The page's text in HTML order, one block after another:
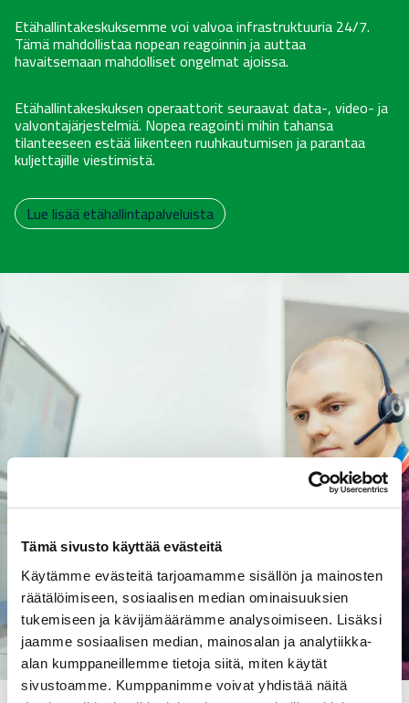
Tämä sivusto käyttää evästeitä
Käytämme evästeitä tarjoamamme sisällön ja mainosten
räätälöimiseen, sosiaalisen median ominaisuuksien
tukemiseen ja kävijämäärämme analysoimiseen. Lisäksi
jaamme sosiaalisen median, mainosalan ja analytiikka-
alan kumppaneillemme tietoja siitä, miten käytät
sivustoamme. Kumppanimme voivat yhdistää näitä
Etähallintakeskuksemme voi valvoa infrastruktuuria 24/7.
Tämä mahdollistaa nopean reagoinnin ja auttaa
havaitsemaan mahdolliset ongelmat ajoissa.
Etähallintakeskuksen operaattorit seuraavat data-, video- ja
valvontajärjestelmiä. Nopea reagointi mihin tahansa
tilanteeseen estää liikenteen ruuhkautumisen ja parantaa
kuljettajille viestimistä.
Lue lisää etähallintapalveluista